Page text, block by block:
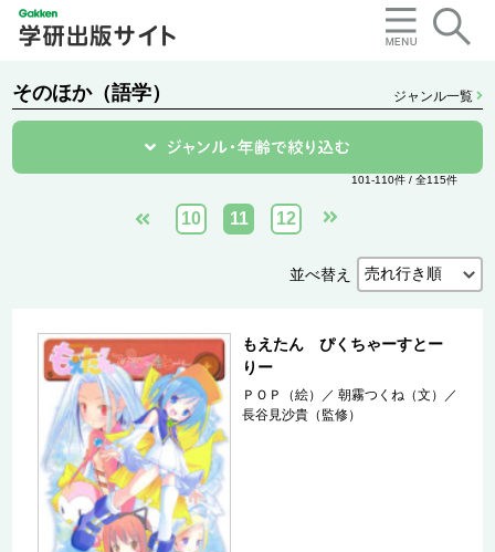
そのほか（語学） ジャンル一覧
101-110件 / 全115件
10 11 12
並べ替え
もえたん ぴくちゃーすとー
りー
ＰＯＰ（絵） ／朝霧つくね（文）
／
長谷見沙貴（監修）